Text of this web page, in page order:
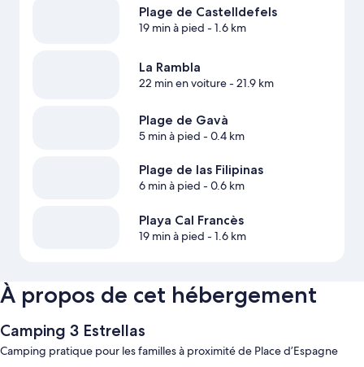
Plage de Castelldefels
19 min à pied - 1.6 km
La Rambla
22 min en voiture- 21.9 km
Plage de Gavà
5 min à pied - 0.4 km
Plage de las Filipinas
6 min à pied - 0.6 km
Playa Cal Francès
19 min à pied - 1.6 km
À propos de cet hébergement
Camping 3 Estrellas
Camping pratique pour les familles à proximité de Place d’Espagne